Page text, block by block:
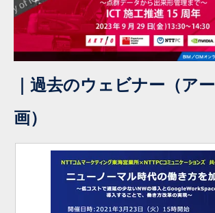
｜過去のウェビナー（ア
画）